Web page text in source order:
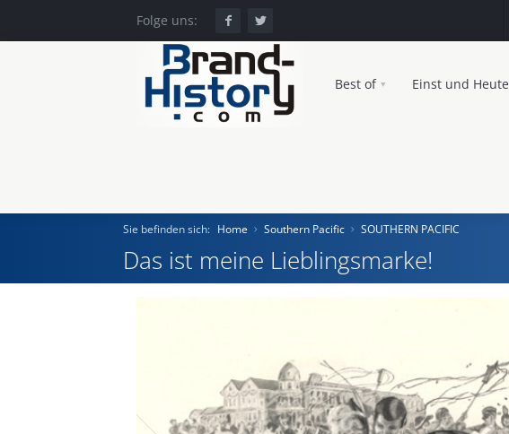
Folge uns:
Best of Einst und Heute
Home
Konzerne
Sie befinden sich: Home Southern Pacific SOUTHERN PACIFIC
Das ist meine Lieblingsmarke!